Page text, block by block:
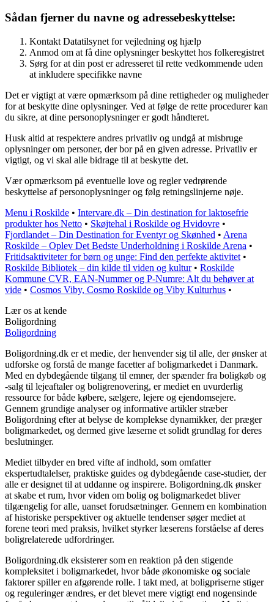
Sådan fjerner du navne og adressebeskyttelse:
Kontakt Datatilsynet for vejledning og hjælp
Anmod om at få dine oplysninger beskyttet hos folkeregistret
Sørg for at din post er adresseret til rette vedkommende uden
at inkludere specifikke navne
Det er vigtigt at være opmærksom på dine rettigheder og muligheder
for at beskytte dine oplysninger. Ved at følge de rette procedurer kan
du sikre, at dine personoplysninger er godt håndteret.
Husk altid at respektere andres privatliv og undgå at misbruge
oplysninger om personer, der bor på en given adresse. Privatliv er
vigtigt, og vi skal alle bidrage til at beskytte det.
Vær opmærksom på eventuelle love og regler vedrørende
beskyttelse af personoplysninger og følg retningslinjerne nøje.
Menu i Roskilde • Intervare.dk – Din destination for laktosefrie
produkter hos Netto • Skøjtehal i Roskilde og Hvidovre •
Fjordlandet – Din Destination for Eventyr og Skønhed • Arena
Roskilde – Oplev Det Bedste Underholdning i Roskilde Arena •
Fritidsaktiviteter for børn og unge: Find den perfekte aktivitet •
Roskilde Bibliotek – din kilde til viden og kultur• Roskilde
Kommune CVR, EAN-Nummer og P-Numre: Alt du behøver at
vide • Cosmos Viby, Cosmo Roskilde og Viby Kulturhus •
Lær os at kende
Boligordning
Boligordning
Boligordning.dk er et medie, der henvender sig til alle, der ønsker at
udforske og forstå de mange facetter af boligmarkedet i Danmark.
Med en dybdegående tilgang til emner, der spænder fra boligkøb og
-salg til lejeaftaler og boligrenovering, er mediet en uvurderlig
ressource for både købere, sælgere, lejere og ejendomsejere.
Gennem grundige analyser og informative artikler stræber
Boligordning efter at belyse de komplekse dynamikker, der præger
boligmarkedet, og dermed give læserne et solidt grundlag for deres
beslutninger.
Mediet tilbyder en bred vifte af indhold, som omfatter
ekspertudtalelser, praktiske guides og dybdegående case-studier, der
alle er designet til at uddanne og inspirere. Boligordning.dk ønsker
at skabe et rum, hvor viden om bolig og boligmarkedet bliver
tilgængelig for alle, uanset forudsætninger. Gennem en kombination
af historiske perspektiver og aktuelle tendenser søger mediet at
forene teori med praksis, hvilket styrker læserens forståelse af deres
boligrelaterede udfordringer.
Boligordning.dk eksisterer som en reaktion på den stigende
kompleksitet i boligmarkedet, hvor både økonomiske og sociale
faktorer spiller en afgørende rolle. I takt med, at boligpriserne stiger
og reguleringer ændres, er det blevet mere vigtigt end nogensinde